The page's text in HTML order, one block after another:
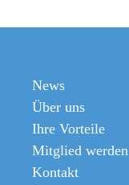
News
Über uns
Ihre Vorteile
Mitglied werden
Kontakt